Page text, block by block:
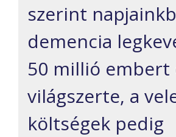
szerint
demencia
50 millió
világszerte, a
költségek pedig